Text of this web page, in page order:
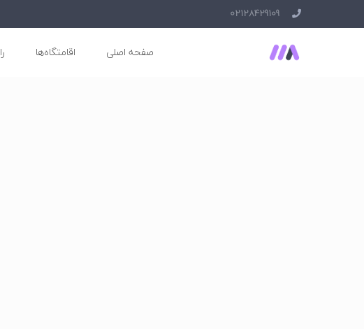
02128429109
صفحه اصلی اقامتگاه‌ها